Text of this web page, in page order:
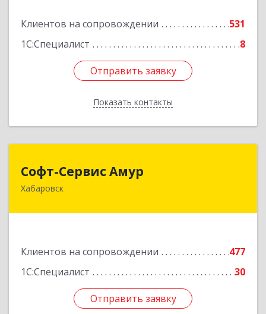
Клиентов на сопровождении
531
1С:Специалист
8
Отправить заявку
Показать контакты
Подробнее
Отправить заявку
Назад
Софт-Сервис Амур
Хабаровск
Клиентов на сопровождении
477
1С:Специалист
30
Отправить заявку
680000, Хабаровский край, Хабаровск г,
Отправить заявку